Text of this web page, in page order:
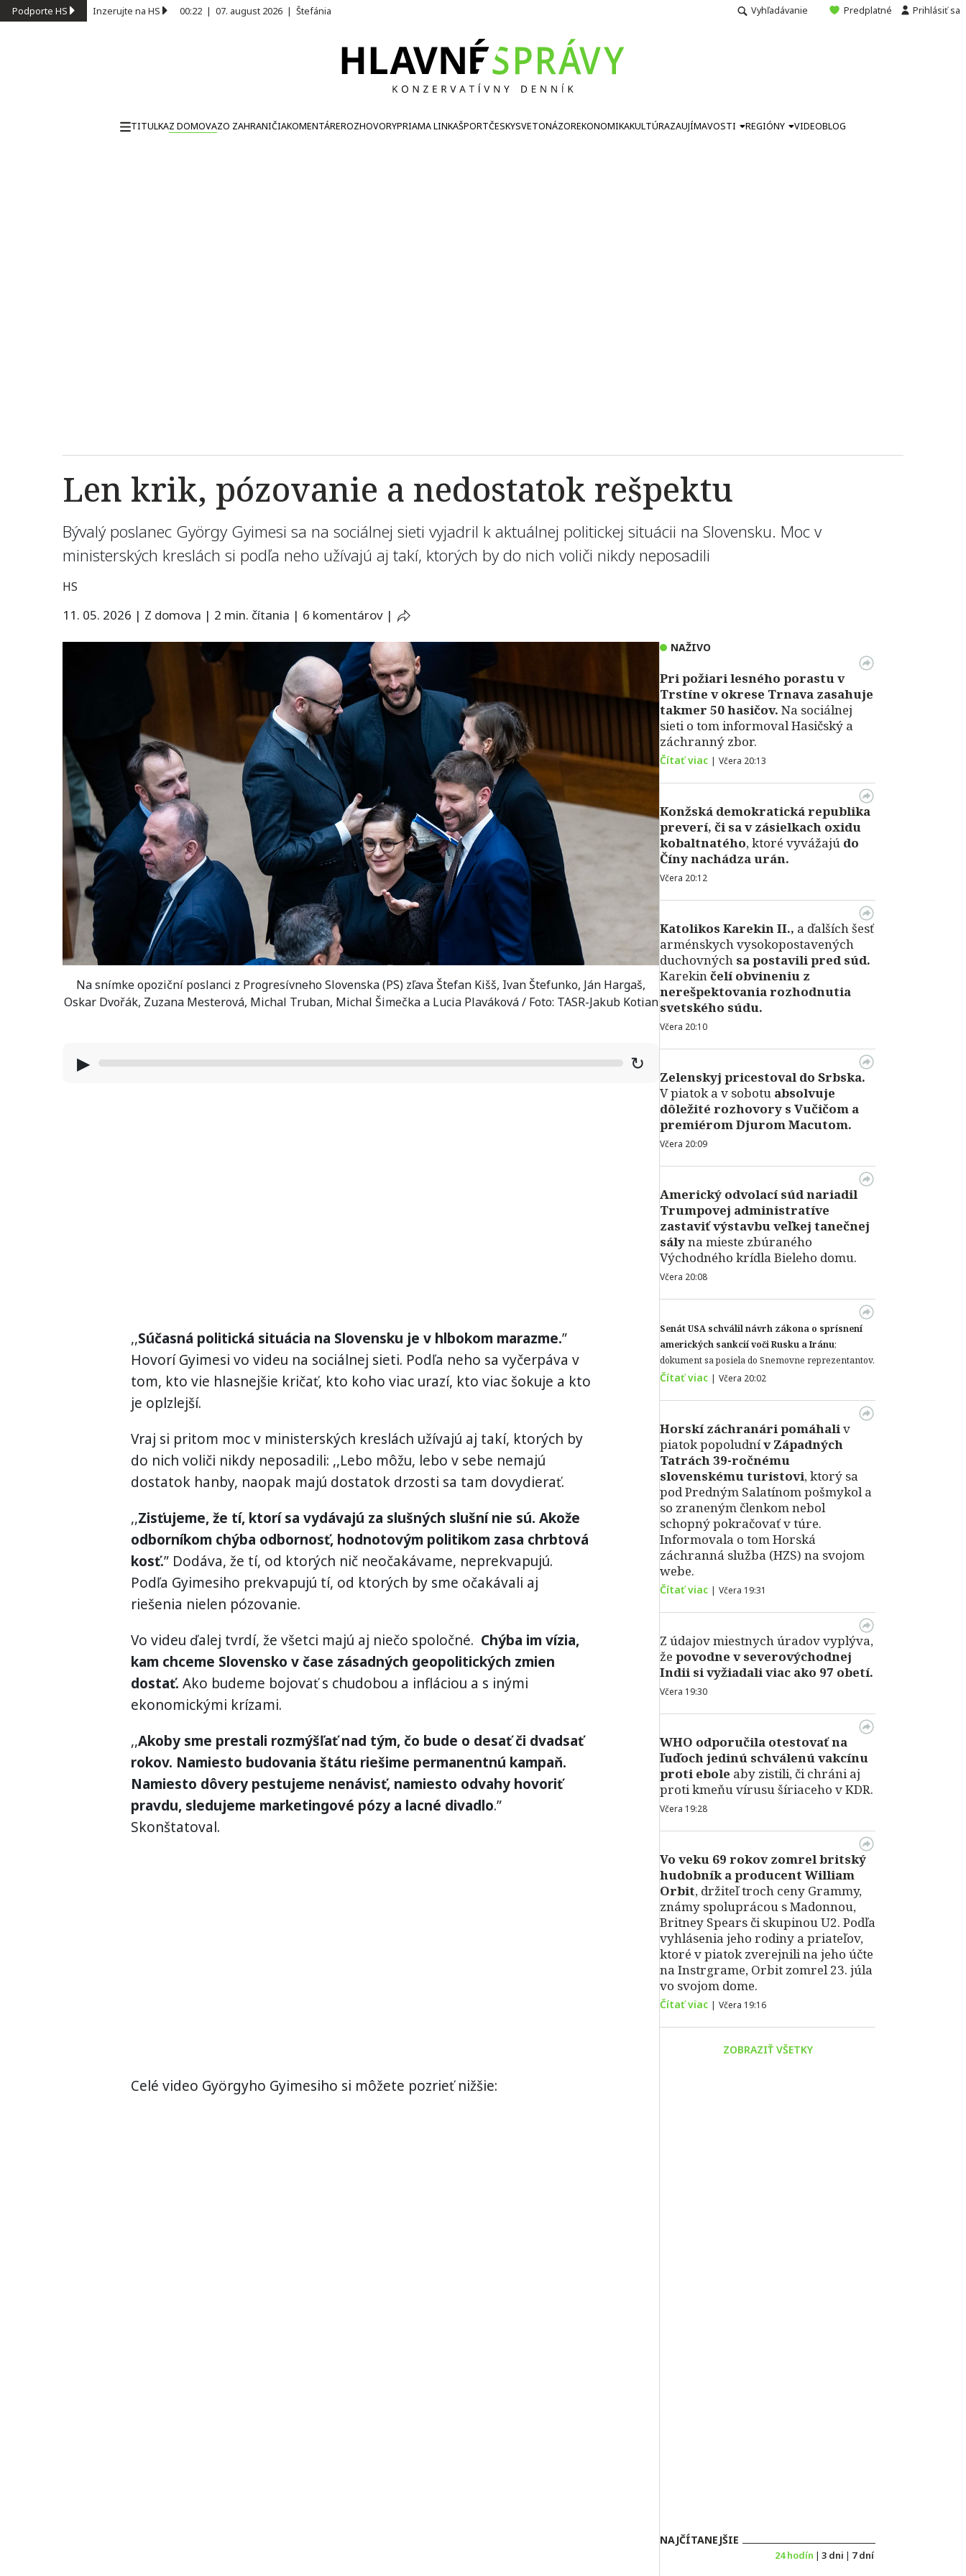
Podporte HS Inzerujte na HS 00:22 | 07. august 2026 | Štefánia Vyhľadávanie Predplatné Prihlásiť sa
TITULKAZ DOMOVAZO ZAHRANIČIAKOMENTÁREROZHOVORYPRIAMA LINKAŠPORTČESKYSVETONÁZOREKONOMIKAKULTÚRAZAUJÍMAVOSTI REGIÓNY VIDEOBLOG
Len krik, pózovanie a nedostatok rešpektu
Bývalý poslanec György Gyimesi sa na sociálnej sieti vyjadril k aktuálnej politickej situácii na Slovensku. Moc v
ministerských kreslách si podľa neho užívajú aj takí, ktorých by do nich voliči nikdy neposadili
HS
11. 05. 2026 | Z domova | 2 min. čítania | 6 komentárov |
Na snímke opoziční poslanci z Progresívneho Slovenska (PS) zľava Štefan Kišš, Ivan Štefunko, Ján Hargaš,
Oskar Dvořák, Zuzana Mesterová, Michal Truban, Michal Šimečka a Lucia Plaváková / Foto: TASR-Jakub Kotian
▶ ↻
,,Súčasná politická situácia na Slovensku je v hlbokom marazme.”
Hovorí Gyimesi vo videu na sociálnej sieti. Podľa neho sa vyčerpáva v
tom, kto vie hlasnejšie kričať, kto koho viac urazí, kto viac šokuje a kto
je oplzlejší.
Vraj si pritom moc v ministerských kreslách užívajú aj takí, ktorých by
do nich voliči nikdy neposadili: ,,Lebo môžu, lebo v sebe nemajú
dostatok hanby, naopak majú dostatok drzosti sa tam dovydierať.
,,Zisťujeme, že tí, ktorí sa vydávajú za slušných slušní nie sú. Akože
odborníkom chýba odbornosť, hodnotovým politikom zasa chrbtová
kosť.” Dodáva, že tí, od ktorých nič neočakávame, neprekvapujú.
Podľa Gyimesiho prekvapujú tí, od ktorých by sme očakávali aj
riešenia nielen pózovanie.
Vo videu ďalej tvrdí, že všetci majú aj niečo spoločné. Chýba im vízia,
kam chceme Slovensko v čase zásadných geopolitických zmien
dostať. Ako budeme bojovať s chudobou a infláciou a s inými
ekonomickými krízami.
,,Akoby sme prestali rozmýšľať nad tým, čo bude o desať či dvadsať
rokov. Namiesto budovania štátu riešime permanentnú kampaň.
Namiesto dôvery pestujeme nenávisť, namiesto odvahy hovoriť
pravdu, sledujeme marketingové pózy a lacné divadlo.”
Skonštatoval.
Celé video Györgyho Gyimesiho si môžete pozrieť nižšie:
NAŽIVO
Pri požiari lesného porastu v
Trstíne v okrese Trnava zasahuje
takmer 50 hasičov. Na sociálnej
sieti o tom informoval Hasičský a
záchranný zbor.
Čítať viac | Včera 20:13
Konžská demokratická republika
preverí, či sa v zásielkach oxidu
kobaltnatého, ktoré vyvážajú do
Číny nachádza urán.
Včera 20:12
Katolikos Karekin II., a ďalších šesť
arménskych vysokopostavených
duchovných sa postavili pred súd.
Karekinčelí obvineniu z
nerešpektovania rozhodnutia
svetského súdu.
Včera 20:10
Zelenskyj pricestoval do Srbska.
V piatok a v sobotu absolvuje
dôležité rozhovory s Vučičom a
premiérom Djurom Macutom.
Včera 20:09
Americký odvolací súd nariadil
Trumpovej administratíve
zastaviť výstavbu veľkej tanečnej
sályna mieste zbúraného
Východného krídla Bieleho domu.
Včera 20:08
Senát USA schválil návrh zákona o sprísnení
amerických sankcií voči Rusku a Iránu;
dokument sa posiela do Snemovne reprezentantov.
Čítať viac | Včera 20:02
Horskí záchranári pomáhaliv
piatok popoludnív Západných
Tatrách 39-ročnému
slovenskému turistovi, ktorý sa
pod Predným Salatínom pošmykol a
so zraneným členkom nebol
schopný pokračovať v túre.
Informovala o tom Horská
záchranná služba (HZS) na svojom
webe.
Čítať viac | Včera 19:31
Z údajov miestnych úradov vyplýva,
že povodne v severovýchodnej
Indii si vyžiadali viac ako 97 obetí.
Včera 19:30
WHO odporučila otestovať na
ľuďoch jedinú schválenú vakcínu
proti ebole aby zistili, či chráni aj
proti kmeňu vírusu šíriaceho v KDR.
Včera 19:28
Vo veku 69 rokov zomrel britský
hudobník a producent William
Orbit, držiteľ troch ceny Grammy,
známy spoluprácou s Madonnou,
Britney Spears či skupinou U2. Podľa
vyhlásenia jeho rodiny a priateľov,
ktoré v piatok zverejnili na jeho účte
na Instrgrame, Orbit zomrel 23. júla
vo svojom dome.
Čítať viac | Včera 19:16
ZOBRAZIŤ VŠETKY
NAJČÍTANEJŠIE
24 hodín | 3 dni | 7 dní